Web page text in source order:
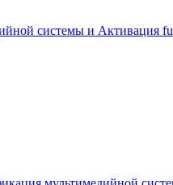
системы и Активация